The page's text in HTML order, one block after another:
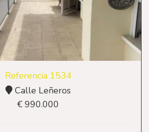
Referencia 1534
Calle Leñeros
€ 990.000